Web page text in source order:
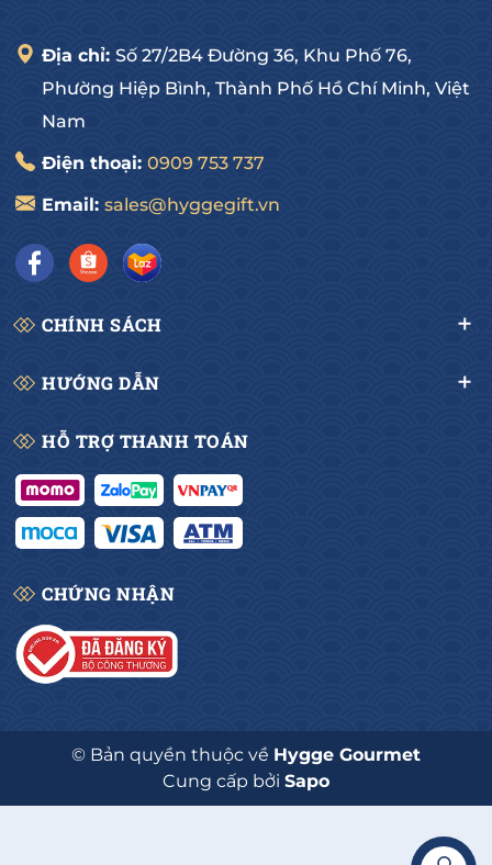
Địa chỉ: Số 27/2B4 Đường 36, Khu Phố 76,
Phường Hiệp Bình, Thành Phố Hồ Chí Minh, Việt
Nam
Điện thoại: 0909 753 737
Email: sales@hyggegift.vn
CHÍNH SÁCH
HƯỚNG DẪN
HỖ TRỢ THANH TOÁN
CHỨNG NHẬN
© Bản quyền thuộc về Hygge Gourmet
Cung cấp bởi Sapo